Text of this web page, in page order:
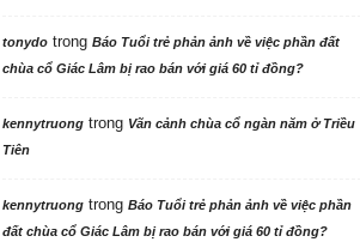
tonydotrong Báo Tuổi trẻ phản ảnh về việc phần đất
chùa cổ Giác Lâm bị rao bán với giá 60 tỉ đồng?
kennytruongtrong Vãn cảnh chùa cổ ngàn năm ở Triều
Tiên
kennytruongtrong Báo Tuổi trẻ phản ảnh về việc phần
đất chùa cổ Giác Lâm bị rao bán với giá 60 tỉ đồng?